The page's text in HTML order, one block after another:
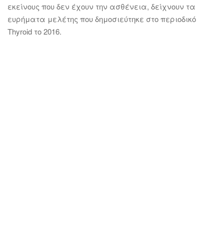
εκείνους που δεν έχουν την ασθένεια, δείχνουν τα
ευρήματα μελέτης που δημοσιεύτηκε στο περιοδικό
Thyroid το 2016.